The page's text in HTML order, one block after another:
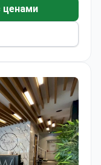
по 4
экспресс-
наличию
ценами